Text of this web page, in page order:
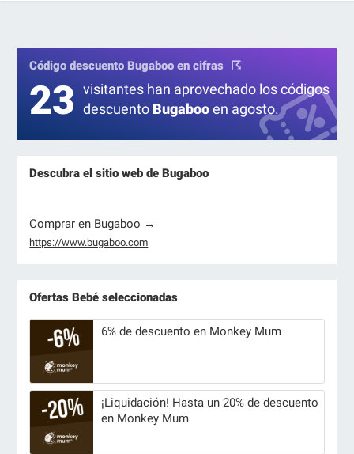
Código descuento Bugaboo en cifras
23 visitantes han aprovechado los códigos
descuento Bugabooen agosto.
Descubra el sitio web de Bugaboo
Comprar en Bugaboo →
https://www.bugaboo.com
Ofertas Bebé seleccionadas
6% de descuento en Monkey Mum
¡Liquidación! Hasta un 20% de descuento
en Monkey Mum